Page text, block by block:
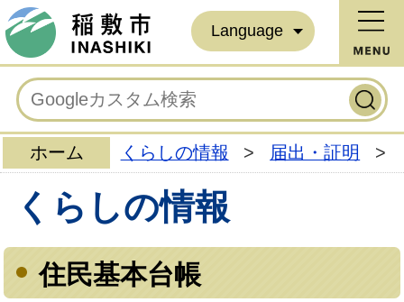
Language
ホーム くらしの情報 > 届出・証明 >
くらしの情報
住民基本台帳